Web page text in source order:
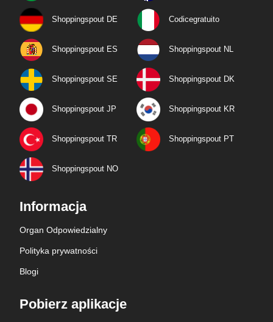
Shoppingspout DE Codicegratuito
Shoppingspout ES Shoppingspout NL
Shoppingspout SE Shoppingspout DK
Shoppingspout JP Shoppingspout KR
Shoppingspout TR Shoppingspout PT
Shoppingspout NO
Informacja
Organ Odpowiedzialny
Polityka prywatności
Blogi
Pobierz aplikacje